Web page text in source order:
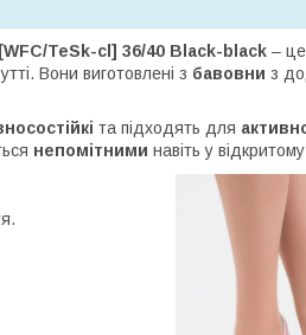
TeSk-cl] 36/40 Black-black – це
Вони виготовлені з бавовни з
та підходять для
непомітними навіть у відкритому